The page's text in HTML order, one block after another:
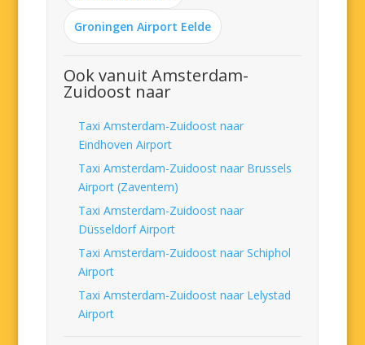
Groningen Airport Eelde
Ook vanuit Amsterdam-
Zuidoost naar
Taxi Amsterdam-Zuidoost naar
Eindhoven Airport
Taxi Amsterdam-Zuidoost naar Brussels
Airport (Zaventem)
Taxi Amsterdam-Zuidoost naar
Düsseldorf Airport
Taxi Amsterdam-Zuidoost naar Schiphol
Airport
Taxi Amsterdam-Zuidoost naar Lelystad
Airport